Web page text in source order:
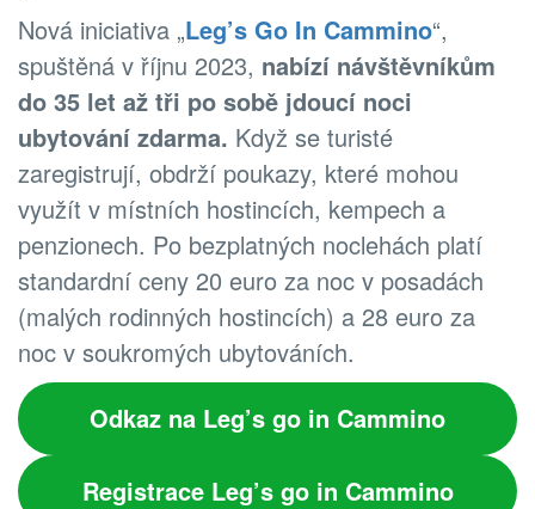
Nová iniciativa „Leg’s Go In Cammino“,
spuštěná v říjnu 2023, nabízí návštěvníkům
do 35 let až tři po sobě jdoucí noci
ubytování zdarma. Když se turisté
zaregistrují, obdrží poukazy, které mohou
využít v místních hostincích, kempech a
penzionech. Po bezplatných noclehách platí
standardní ceny 20 euro za noc v posadách
(malých rodinných hostincích) a 28 euro za
noc v soukromých ubytováních.
Odkaz na Leg’s go in Cammino
Registrace Leg’s go in Cammino